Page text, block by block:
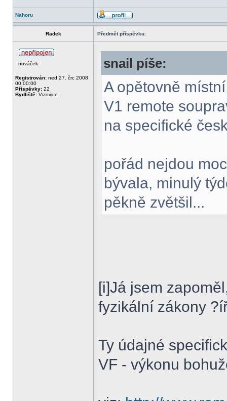
Nahoru
Radek Předmět příspěvku:
nováček
Registrován: ned 27. črc 2008
00:00:00
Příspěvky: 22
Bydliště: Vizovice
snail píše:
A opětovně
V1 remote
na specifické
pořád nejdou
bývala, minulý
pěkně zvětšil...
[i]Já jsem
fyzikální zákony
Ty údajné
VF - výkonu